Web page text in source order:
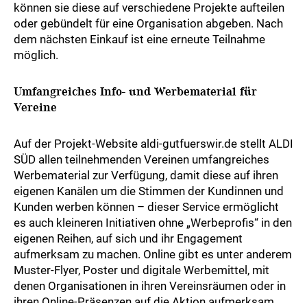
können sie diese auf verschiedene Projekte aufteilen
oder gebündelt für eine Organisation abgeben. Nach
dem nächsten Einkauf ist eine erneute Teilnahme
möglich.
Umfangreiches Info- und Werbematerial für
Vereine
Auf der Projekt-Website aldi-gutfuerswir.de stellt ALDI
SÜD allen teilnehmenden Vereinen umfangreiches
Werbematerial zur Verfügung, damit diese auf ihren
eigenen Kanälen um die Stimmen der Kundinnen und
Kunden werben können – dieser Service ermöglicht
es auch kleineren Initiativen ohne „Werbeprofis“ in den
eigenen Reihen, auf sich und ihr Engagement
aufmerksam zu machen. Online gibt es unter anderem
Muster-Flyer, Poster und digitale Werbemittel, mit
denen Organisationen in ihren Vereinsräumen oder in